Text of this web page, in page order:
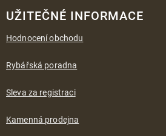
UŽITEČNÉ INFORMACE
Hodnocení obchodu
Rybářská poradna
Sleva za registraci
Kamenná prodejna